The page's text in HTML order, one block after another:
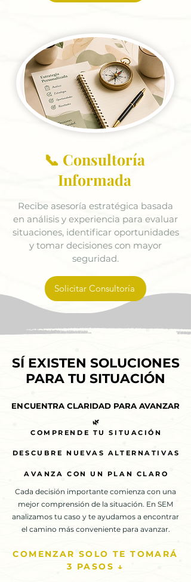
📞 Consultoría
Informada
Recibe asesoría estratégica basada
en análisis y experiencia para evaluar
situaciones, identificar oportunidades
y tomar decisiones con mayor
seguridad.
Solicitar Consultoría
SÍ EXISTEN SOLUCIONES
PARA TU SITUACIÓN
SÍ EXISTEN SOLUCIONES
PARA TU SITUACIÓN
ENCUENTRA CLARIDAD PARA AVANZAR
ENCUENTRA CLARIDAD PARA AVANZAR
🌿
COMPRENDE TU SITUACIÓN
DESCUBRE NUEVAS ALTERNATIVAS
AVANZA CON UN PLAN CLARO
🌿
COMPRENDE TU SITUACIÓN
DESCUBRE NUEVAS ALTERNATIVAS
AVANZA CON UN PLAN CLARO
Cada decisión importante comienza con una
mejor comprensión de la situación. En SEM
analizamos tu caso y te ayudamos a encontrar
el camino más conveniente para avanzar.
COMENZAR SOLO TE TOMARÁ
3 PASOS ↓